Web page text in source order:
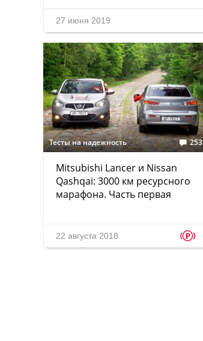
27 июня 2019
Тесты на надежность 253
Mitsubishi Lancer и Nissan
Qashqai: 3000 км ресурсного
марафона. Часть первая
22 августа 2018 p